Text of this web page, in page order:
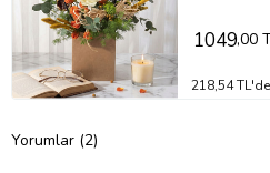
1049,00
218,54
Yorumlar (2)